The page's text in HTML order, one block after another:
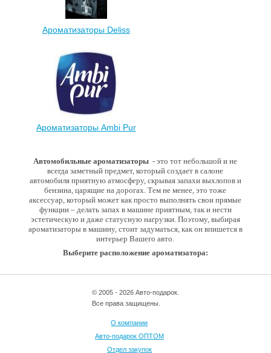
Ароматизаторы Deliss
Ароматизаторы Ambi Pur
Автомобильные ароматизаторы - это тот небольшой и не
всегда заметный предмет, который создает в салоне
автомобиля приятную атмосферу, скрывая запахи выхлопов и
бензина, царящие на дорогах. Тем не менее, это тоже
аксессуар, который может как просто выполнять свои прямые
функции – делать запах в машине приятным, так и нести
эстетическую и даже статусную нагрузки. Поэтому, выбирая
ароматизаторы в машину, стоит задуматься, как он впишется в
интерьер Вашего авто.
Выберите расположение ароматизатора:
© 2005 - 2026 Авто-подарок.
Все права защищены.
О компании
Авто-подарок ОПТОМ
Отдел закупок